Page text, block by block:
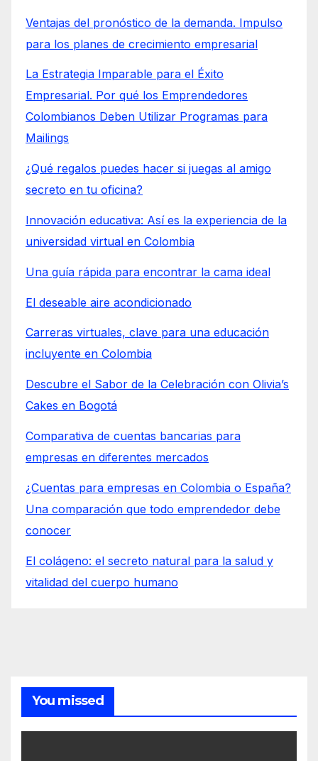
Ventajas del pronóstico de la demanda. Impulso
para los planes de crecimiento empresarial
La Estrategia Imparable para el Éxito
Empresarial. Por qué los Emprendedores
Colombianos Deben Utilizar Programas para
Mailings
¿Qué regalos puedes hacer si juegas al amigo
secreto en tu oficina?
Innovación educativa: Así es la experiencia de la
universidad virtual en Colombia
Una guía rápida para encontrar la cama ideal
El deseable aire acondicionado
Carreras virtuales, clave para una educación
incluyente en Colombia
Descubre el Sabor de la Celebración con Olivia’s
Cakes en Bogotá
Comparativa de cuentas bancarias para
empresas en diferentes mercados
¿Cuentas para empresas en Colombia o España?
Una comparación que todo emprendedor debe
conocer
El colágeno: el secreto natural para la salud y
vitalidad del cuerpo humano
You missed